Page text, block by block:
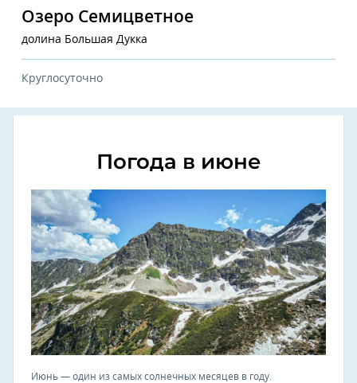
Озеро Семицветное
долина Большая Дукка
Круглосуточно
Погода в июне
Июнь — один из самых солнечных месяцев в году.